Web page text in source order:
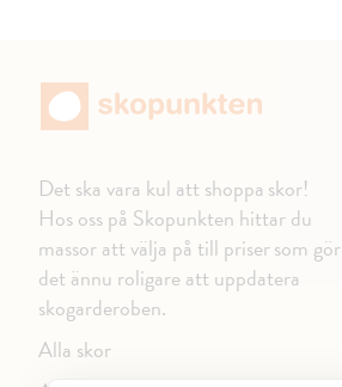
Det ska vara kul att shoppa skor!
Hos oss på Skopunkten hittar du
massor att välja på till priser som gör
det ännu roligare att uppdatera
skogarderoben.
Alla skor